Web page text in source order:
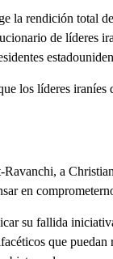
la rendición total
de líderes
los líderes iraníes
a
en
su fallida
que puedan